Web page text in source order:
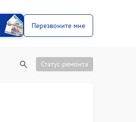
Перезвоните мне
Статус ремонта